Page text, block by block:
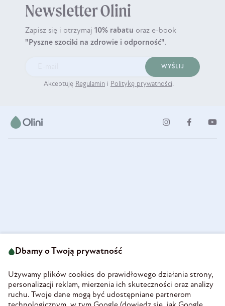
Newsletter Olini
Zapisz się i otrzymaj 10% rabatu oraz e-book
"Pyszne szociki na zdrowie i odporność".
WYŚLIJ
Akceptuję Regulamin i Politykę prywatności.
58-160 Świebodzice
REGON 890213034
INFORMACJE
Dbamy o Twoją prywatność
Używamy plików cookies do prawidłowego działania strony,
personalizacji reklam, mierzenia ich skuteczności oraz analizy
ruchu. Twoje dane mogą być udostępniane partnerom